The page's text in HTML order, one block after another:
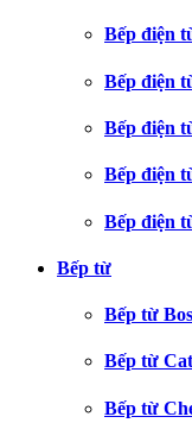
Bếp điện
Bếp điện
Bếp điện
Bếp điện
Bếp điện
Bếp từ
Bếp từ
Bếp từ
Bếp từ